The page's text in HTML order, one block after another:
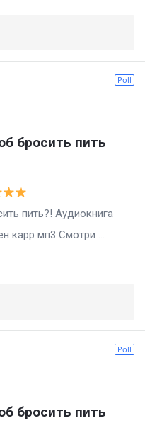
Poll
бросить пить
Аудиокнига
карр мп3 Смотри ...
Poll
бросить пить